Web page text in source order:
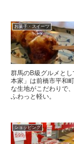
お菓子・スイーツ
群馬のB級グルメと
本家」は前橋市平和
な生地がこだわりで
ふわっと軽い。
ショッピング